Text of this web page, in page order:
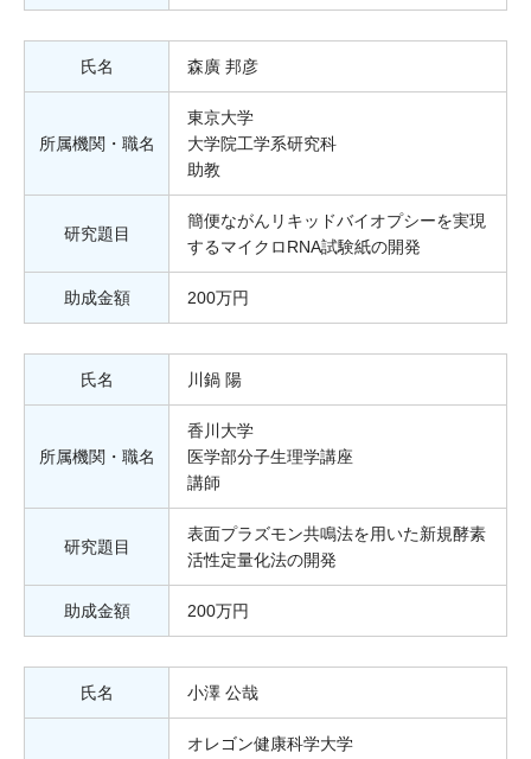
氏名 森廣 邦彦
所属機関・職名
東京大学
大学院工学系研究科
助教
研究題目
簡便ながんリキッドバイオプシーを実現
するマイクロRNA試験紙の開発
助成金額 200万円
氏名 川鍋 陽
所属機関・職名
香川大学
医学部分子生理学講座
講師
研究題目
表面プラズモン共鳴法を用いた新規酵素
活性定量化法の開発
助成金額 200万円
氏名 小澤 公哉
オレゴン健康科学大学